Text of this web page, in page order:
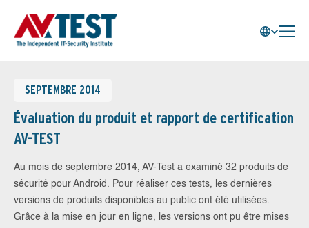
SEPTEMBRE 2014
Évaluation du produit et rapport de certification
AV-TEST
Au mois de septembre 2014, AV-Test a examiné 32 produits de
sécurité pour Android. Pour réaliser ces tests, les dernières
versions de produits disponibles au public ont été utilisées.
Grâce à la mise en jour en ligne, les versions ont pu être mises